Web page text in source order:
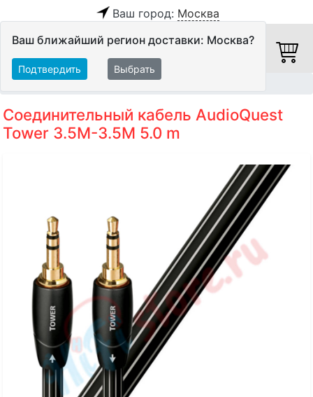
Ваш город: Москва
Ваш ближайший регион доставки: Москва?
Подтвердить Выбрать
Соединительный кабель AudioQuest
Tower 3.5M-3.5M 5.0 m